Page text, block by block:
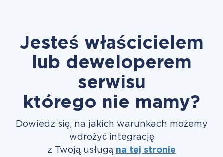
Jesteś właścicielem
lub deweloperem
serwisu
którego nie mamy?
Dowiedz się, na jakich warunkach możemy
wdrożyć integrację
z Twoją usługą na tej stronie